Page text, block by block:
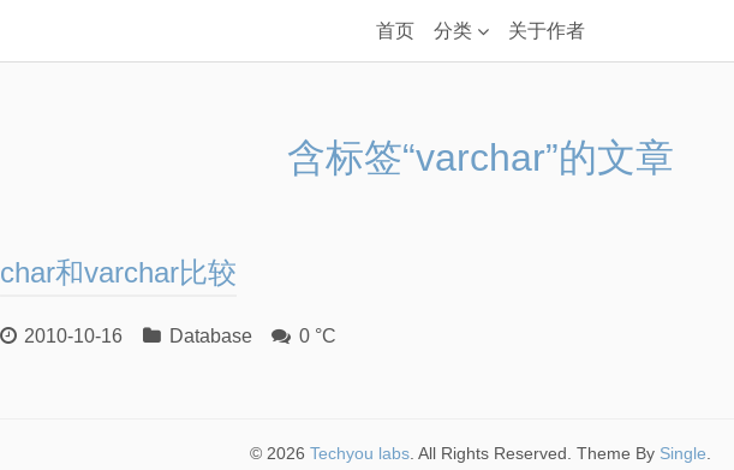
首页 分类 关于作者
含标签“varchar”的文章
char和varchar比较
2010-10-16 Database 0 °C
© 2026 Techyou labs . All Rights Reserved. Theme By Single